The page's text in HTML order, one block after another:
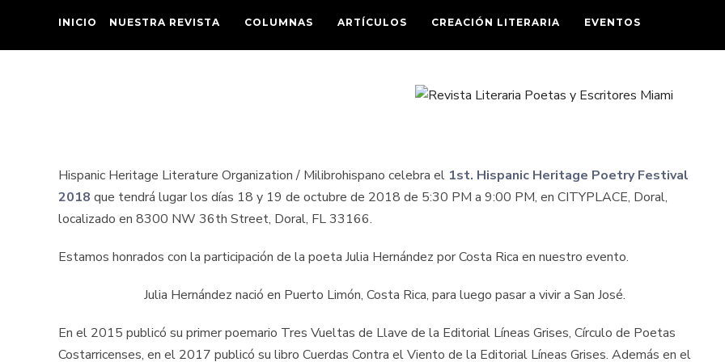
INICIO NUESTRA REVISTA COLUMNAS ARTÍCULOS CREACIÓN LITERARIA EVENTOS
Hispanic Heritage Literature Organization / Milibrohispano celebra el 1st. Hispanic Heritage Poetry Festival
2018 que tendrá lugar los días 18 y 19 de octubre de 2018 de 5:30 PM a 9:00 PM, en CITYPLACE, Doral,
localizado en 8300 NW 36th Street, Doral, FL 33166.
Estamos honrados con la participación de la poeta Julia Hernández por Costa Rica en nuestro evento.
Julia Hernández nació en Puerto Limón, Costa Rica, para luego pasar a vivir a San José.
En el 2015 publicó su primer poemario Tres Vueltas de Llave de la Editorial Líneas Grises, Círculo de Poetas
Costarricenses, en el 2017 publicó su libro Cuerdas Contra el Viento de la Editorial Líneas Grises. Además en el